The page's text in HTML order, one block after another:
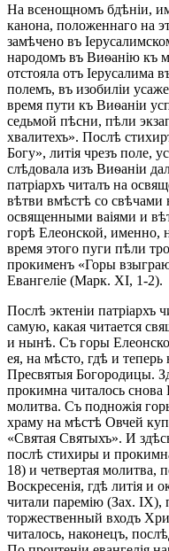
На всенощномъ бдѣніи,
канона, положеннаго на
замѣчено въ
народомъ въ Виѳанію къ
отстояла отъ Іерусалима
полемъ, въ изобиліи
время пути къ Виѳаніи
седьмой пѣсни, пѣли
хвалитехъ». Послѣ
Богу», литія чрезъ поле,
слѣдовала изъ Виѳаніи
патріархъ читалъ на
вѣтви вмѣстѣ со свѣчами
освященными ваіями и
горѣ Елеонской, именно,
время этого пуги пѣли
прокименъ «Горы
Евангеліе (Марк. XI, 1-2).
Послѣ эктеніи патріархъ
самую, какая читается
и нынѣ. Съ горы
ея, на мѣсто, гдѣ и теперь
Пресвятыя Богородицы.
прокимна читалось снова
молитва. Съ подножія
храму на мѣстѣ Овчей
«Святая Святыхъ». И
послѣ стихиры и
18) и четвертая молитва,
Воскресенія, гдѣ литія и
читали паремію (Зах.
торжественный входъ
читалось, наконецъ,